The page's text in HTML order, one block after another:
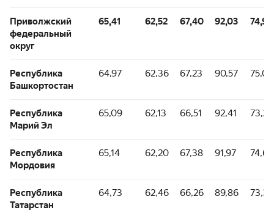
Приволжский
федеральный
округ
65,41 62,52 67,40 92,03 74,96
Республика
Башкортостан
64,97 62,36 67,23 90,57 75,09
Республика
Марий Эл
65,09 62,13 66,51 92,41 73,26
Республика
Мордовия
65,14 62,20 67,38 91,97 74,66
Республика
Татарстан
64,73 62,46 66,26 89,86 73,32